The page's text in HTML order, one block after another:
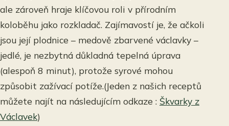
ale zároveň hraje klíčovou roli v přírodním
koloběhu jako rozkladač. Zajímavostí je, že ačkoli
jsou její plodnice – medově zbarvené václavky –
jedlé, je nezbytná důkladná tepelná úprava
(alespoň 8 minut), protože syrové mohou
způsobit zažívací potíže.(Jeden z našich receptů
můžete najít na následujícím odkaze : Škvarky z
Václavek)